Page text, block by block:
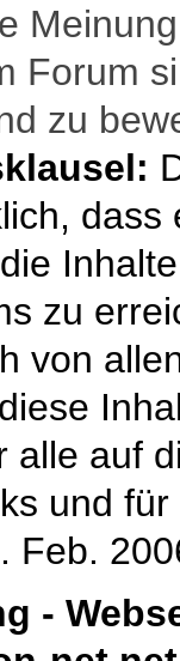
Forum
zu
zu
von
alle auf
und
Feb.
-